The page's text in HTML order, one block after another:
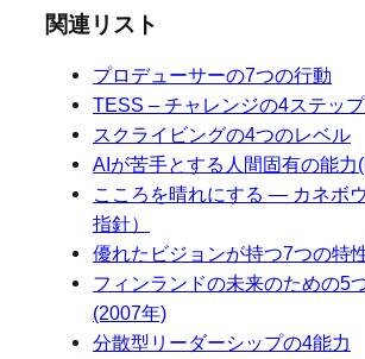
関連リスト
プロデューサーの7つの行動
TESS – チャレンジの4ステップ
スクライビングの4つのレベル
AIが苦手とする人間固有の能力
こころを晴れにする ― カネボ
指針）
優れたビジョンが持つ7つの特
フィンランドの未来のための5
(2007年)
分散型リーダーシップの4能力